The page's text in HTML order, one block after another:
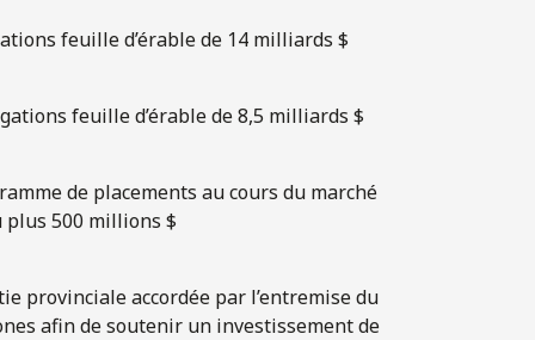
feuille d’érable de 14 milliards $
feuille d’érable de 8,5 milliards $
de placements au cours du marché
plus 500 millions $
provinciale accordée par l’entremise du
afin de soutenir un investissement de